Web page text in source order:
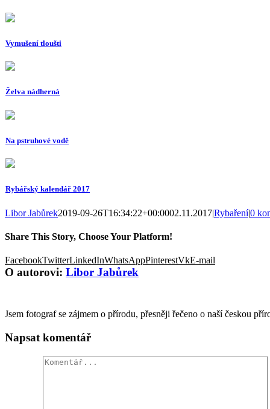
Vymušení tloušti
Želva nádherná
Na pstruhové vodě
Rybářský kalendář 2017
Libor Jabůrek2019-09-26T16:34:22+00:0002.11.2017|Rybaření|0
Share This Story, Choose Your Platform!
FacebookTwitterLinkedInWhatsAppPinterestVkE-mail
O autorovi: Libor Jabůrek
Jsem fotograf se zájmem o přírodu, přesněji řečeno o naší českou
Napsat komentář